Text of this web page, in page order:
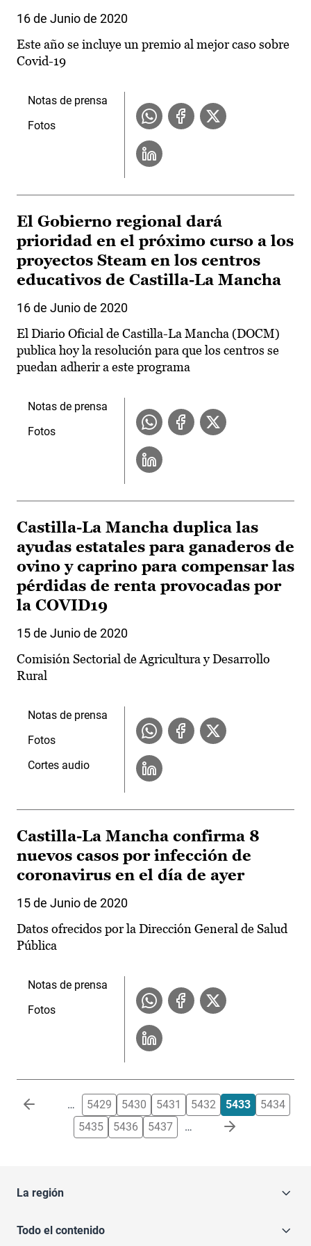
16 de Junio de 2020
Este año se incluye un premio al mejor caso sobre
Covid-19
Notas de prensa
Fotos
El Gobierno regional dará
prioridad en el próximo curso a los
proyectos Steam en los centros
educativos de Castilla-La Mancha
16 de Junio de 2020
El Diario Oficial de Castilla-La Mancha (DOCM)
publica hoy la resolución para que los centros se
puedan adherir a este programa
Notas de prensa
Fotos
Castilla-La Mancha duplica las
ayudas estatales para ganaderos de
ovino y caprino para compensar las
pérdidas de renta provocadas por
la COVID19
15 de Junio de 2020
Comisión Sectorial de Agricultura y Desarrollo
Rural
Notas de prensa
Fotos
Cortes audio
Castilla-La Mancha confirma 8
nuevos casos por infección de
coronavirus en el día de ayer
15 de Junio de 2020
Datos ofrecidos por la Dirección General de Salud
Pública
Notas de prensa
Fotos
Paginación … 5429 5430 5431 5432 5433
5434
5435
5436 5437 …
La región
Todo el contenido